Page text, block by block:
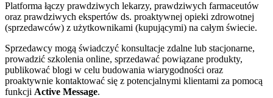
Platforma łączy prawdziwych lekarzy, prawdziwych farmaceutów
oraz prawdziwych ekspertów ds. proaktywnej opieki zdrowotnej
(sprzedawców) z użytkownikami (kupującymi) na całym świecie.
Sprzedawcy mogą świadczyć konsultacje zdalne lub stacjonarne,
prowadzić szkolenia online, sprzedawać powiązane produkty,
publikować blogi w celu budowania wiarygodności oraz
proaktywnie kontaktować się z potencjalnymi klientami za pomocą
funkcji Active Message.